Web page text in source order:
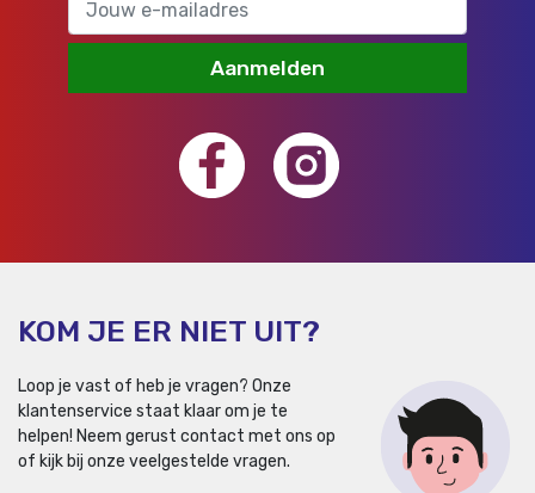
Aanmelden
KOM JE ER NIET UIT?
Loop je vast of heb je vragen? Onze
klantenservice staat klaar om je te
helpen! Neem gerust contact met ons op
of kijk bij onze veelgestelde vragen.